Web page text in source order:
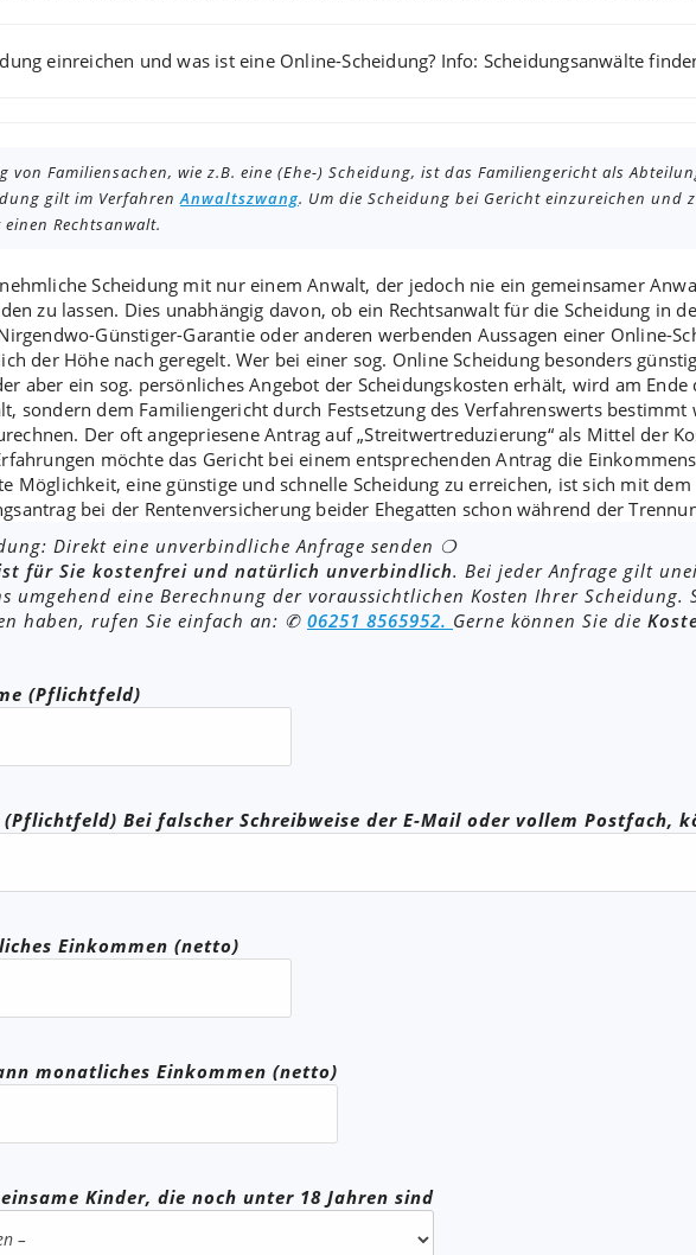
einreichen und was ist eine Online-Scheidung? Info: Scheidungsanwälte
von Familiensachen, wie z.B. eine (Ehe-) Scheidung, ist das Familiengericht als
gilt im VerfahrenAnwaltszwang. Um die Scheidung bei Gericht einzureichen und
Rechtsanwalt.
Scheidung mit nureinem Anwalt, der jedoch nie ein gemeinsamer
zu lassen. Dies unabhängig davon, ob ein Rechtsanwalt für die Scheidung in
Günstiger-Garantie oder anderen werbenden Aussagen einer Online-
der Höhe nach geregelt. Wer bei einer sog. Online Scheidung besonders
aber ein sog. persönliches Angebot der Scheidungskosten erhält, wird am
sondern dem Familiengericht durch Festsetzungdes Verfahrenswertsbestimmt
Der oft angepriesene Antrag auf „Streitwertreduzierung“ als Mittel der
möchte das Gericht bei einem entsprechenden Antrag die
Möglichkeit, eine günstige und schnelle Scheidung zu erreichen, ist sich mit dem
bei der Rentenversicherung beider Ehegatten schon während der
Direkt eine unverbindliche Anfrage senden ❍
für Sie kostenfrei und natürlich unverbindlich. Bei jeder Anfrage gilt
umgehend eine Berechnung der voraussichtlichen Kosten Ihrer
haben, rufen Sie einfach an: ✆ 06251 8565952. Gerne können Sie die
(Pflichtfeld)
(Pflichtfeld) Bei falscher Schreibweise der E-Mail oder vollem Postfach,
Einkommen (netto)
monatliches Einkommen (netto)
Kinder, die noch unter 18 Jahren sind